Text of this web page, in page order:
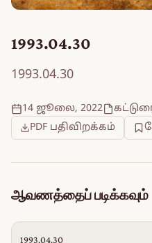
1993.04.30
1993.04.30
14 ஜூலை, 2022
PDF பதிவிறக்கம்
ஆவணத்தைப் படிக்கவும்
1993.04.30